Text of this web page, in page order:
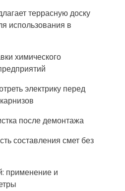
террасную доску
использования в
химического
электрику перед
после демонтажа
составления смет без
применение и